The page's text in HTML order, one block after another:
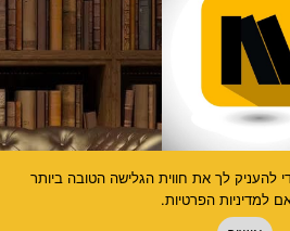
להעניק לך את חווית הגלישה הטובה ביותר
למדיניות הפרטיות.